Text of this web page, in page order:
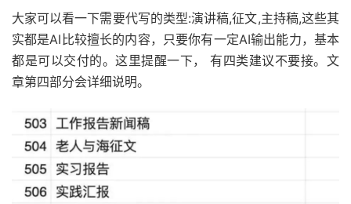
大家可以看一下需要代写的类型:演讲稿,征文,主持稿,这些其
实都是AI比较擅长的内容，只要你有一定AI输出能力，基本
都是可以交付的。这里提醒一下， 有四类建议不要接。文
章第四部分会详细说明。